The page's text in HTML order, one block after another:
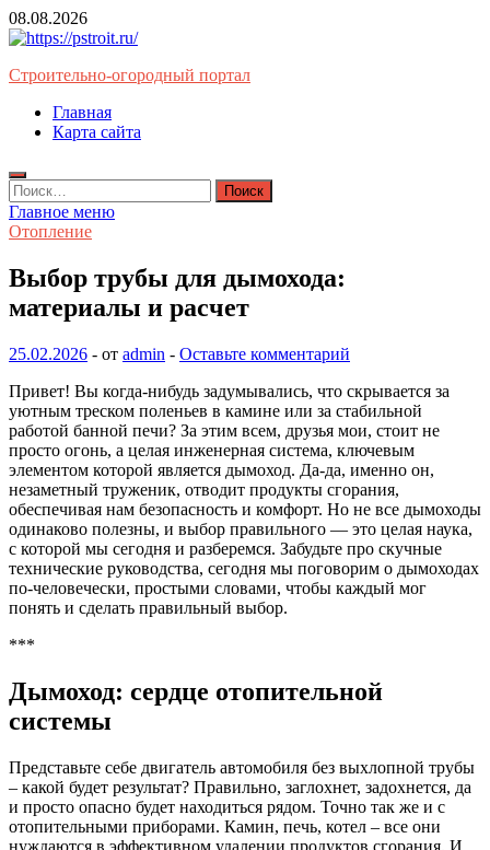
Перейти
к
08.08.2026
Строительно-огородный портал
Главная
Карта сайта
Найти:
Главное меню
Отопление
Выбор трубы для дымохода:
материалы и расчет
25.02.2026 - от admin - Оставьте комментарий
Привет! Вы когда-нибудь задумывались, что скрывается за
уютным треском поленьев в камине или за стабильной
работой банной печи? За этим всем, друзья мои, стоит не
просто огонь, а целая инженерная система, ключевым
элементом которой является дымоход. Да-да, именно он,
незаметный труженик, отводит продукты сгорания,
обеспечивая нам безопасность и комфорт. Но не все дымоходы
одинаково полезны, и выбор правильного — это целая наука,
с которой мы сегодня и разберемся. Забудьте про скучные
технические руководства, сегодня мы поговорим о дымоходах
по-человечески, простыми словами, чтобы каждый мог
понять и сделать правильный выбор.
***
Дымоход: сердце отопительной
системы
Представьте себе двигатель автомобиля без выхлопной трубы
– какой будет результат? Правильно, заглохнет, задохнется, да
и просто опасно будет находиться рядом. Точно так же и с
отопительными приборами. Камин, печь, котел – все они
нуждаются в эффективном удалении продуктов сгорания. И